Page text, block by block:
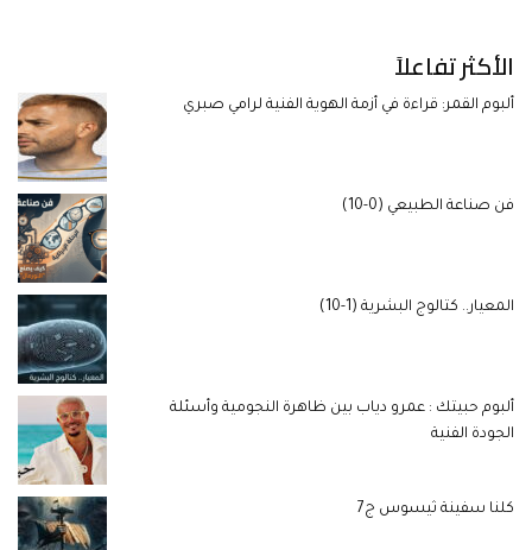
الأكثر تفاعلاً
ألبوم القمر: قراءة في أزمة الهوية الفنية لرامي صبري
فن صناعة الطبيعي (0-10)
المعيار.. كتالوج البشرية (1-10)
ألبوم حبيتك : عمرو دياب بين ظاهرة النجومية وأسئلة
الجودة الفنية
كلنا سفينة ثيسوس ج7